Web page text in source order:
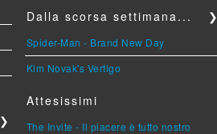
❯
Dalla scorsa settimana... ❯
Spider-Man - Brand New Day
Kim Novak's Vertigo
Attesissimi
The Invite - Il piacere è tutto nostro